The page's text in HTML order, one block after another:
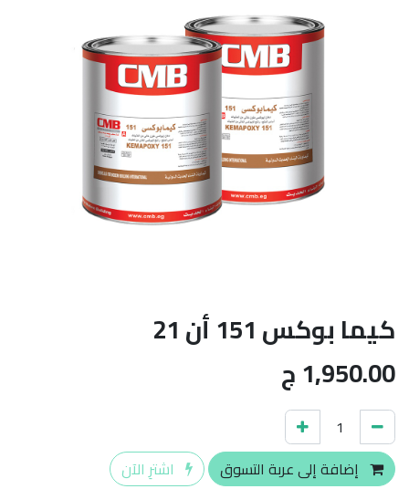
كيما بوكس 151 أن 21
1,950.00ج
إضافة إلى عربة التسوق اشترِ الآن